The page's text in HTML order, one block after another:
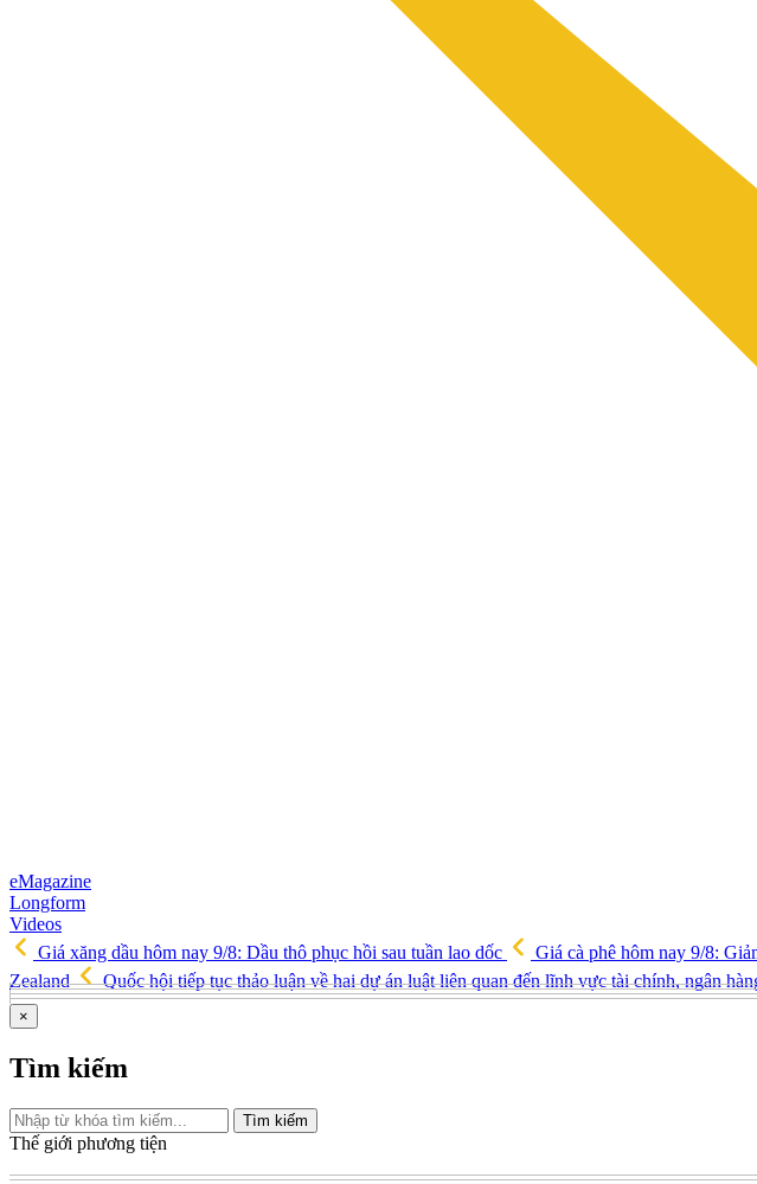
eMagazine
Longform
Videos
Giá xăng dầu hôm nay 9/8: Dầu thô phục hồi sau tuần lao dốc
Giá cà phê hôm nay 9/8:
Zealand
Quốc hội tiếp tục thảo luận về hai dự án luật liên quan đến lĩnh vực tài chính, ngân
×
Tìm kiếm
Tìm kiếm
Thế giới phương tiện